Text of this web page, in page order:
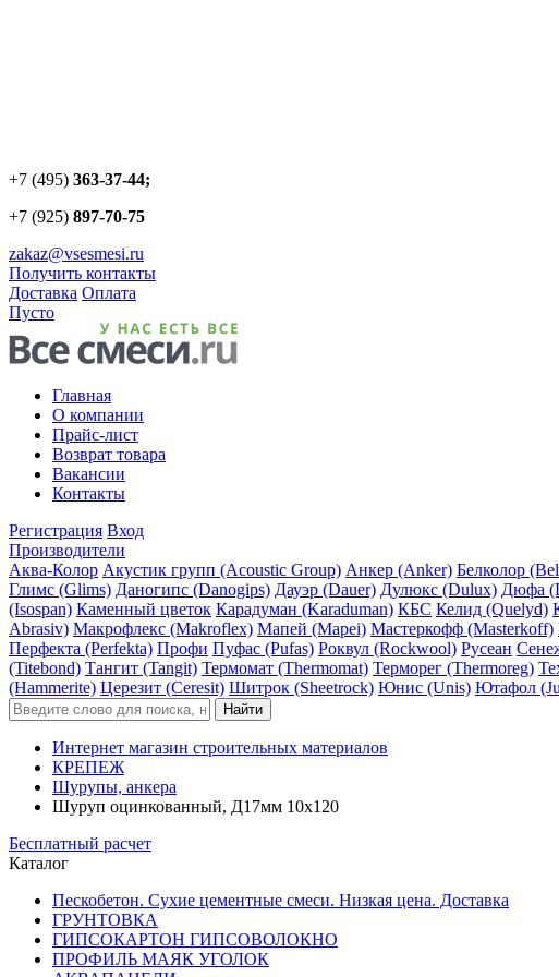
+7 (495) 363-37-44;
+7 (925) 897-70-75
zakaz@vsesmesi.ru
Получить контакты
Доставка Оплата
Пусто
Главная
О компании
Прайс-лист
Возврат товара
Вакансии
Контакты
Регистрация Вход
Производители
Аква-Колор Акустик групп (Acoustic Group) Анкер (Anker) Белколор
Глимс (Glims) Даногипс (Danogips) Дауэр (Dauer) Дулюкс (Dulux) Дюфа
(Isospan) Каменный цветок Карадуман (Karaduman) КБС Келид (Quelyd)
Abrasiv) Макрофлекс (Makroflex) Мапей (Mapei) Мастеркофф (Masterkoff)
Перфекта (Perfekta) Профи Пуфас (Pufas) Роквул (Rockwool) Русеан
(Titebond) Тангит (Tangit) Термомат (Thermomat) Терморег (Thermoreg)
(Hammerite) Церезит (Ceresit) Шитрок (Sheetrock) Юнис (Unis) Ютафол
Интернет магазин строительных материалов
КРЕПЕЖ
Шурупы, анкера
Шуруп оцинкованный, Д17мм 10х120
Бесплатный расчет
Каталог
Пескобетон. Сухие цементные смеси. Низкая цена. Доставка
ГРУНТОВКА
ГИПСОКАРТОН ГИПСОВОЛОКНО
ПРОФИЛЬ МАЯК УГОЛОК